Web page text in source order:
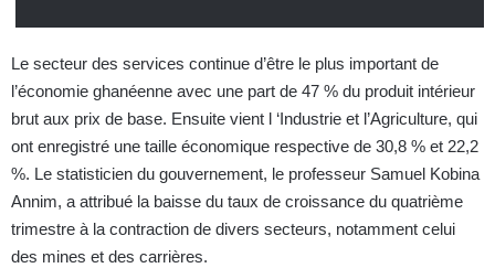
Le secteur des services continue d’être le plus important de
l’économie ghanéenne avec une part de 47 % du produit intérieur
brut aux prix de base. Ensuite vient l ‘Industrie et l’Agriculture, qui
ont enregistré une taille économique respective de 30,8 % et 22,2
%. Le statisticien du gouvernement, le professeur Samuel Kobina
Annim, a attribué la baisse du taux de croissance du quatrième
trimestre à la contraction de divers secteurs, notamment celui
des mines et des carrières.